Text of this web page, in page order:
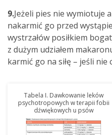
9.Jeżeli pies nie wymiotuje
nakarmić go przed
wystrzałów posiłkiem
z dużym udziałem
karmić go na siłę – jeśli nie
Tabela I. Dawkowanie leków
psychotropowych w terapii fobii
dźwiękowych u psów